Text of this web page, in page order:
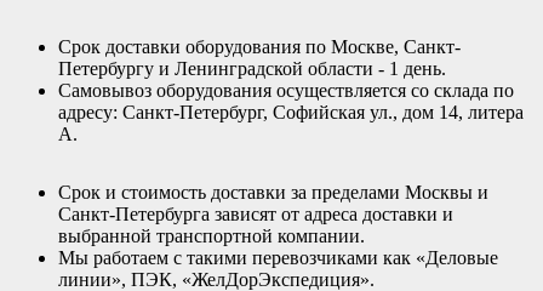
Срок доставки оборудования по Москве, Санкт-
Петербургу и Ленинградской области - 1 день.
Самовывоз оборудования осуществляется со склада по
адресу: Санкт-Петербург, Софийская ул., дом 14, литера
А.
Срок и стоимость доставки за пределами Москвы и
Санкт-Петербурга зависят от адреса доставки и
выбранной транспортной компании.
Мы работаем с такими перевозчиками как «Деловые
линии», ПЭК, «ЖелДорЭкспедиция».